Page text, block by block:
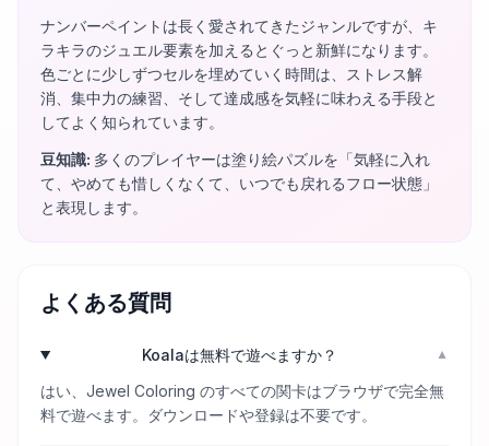
ナンバーペイントは長く愛されてきたジャンルですが、キ
ラキラのジュエル要素を加えるとぐっと新鮮になります。
色ごとに少しずつセルを埋めていく時間は、ストレス解
消、集中力の練習、そして達成感を気軽に味わえる手段と
してよく知られています。
豆知識: 多くのプレイヤーは塗り絵パズルを「気軽に入れ
て、やめても惜しくなくて、いつでも戻れるフロー状態」
と表現します。
よくある質問
Koalaは無料で遊べますか？ ▼
はい、Jewel Coloring のすべての関卡はブラウザで完全無
料で遊べます。ダウンロードや登録は不要です。